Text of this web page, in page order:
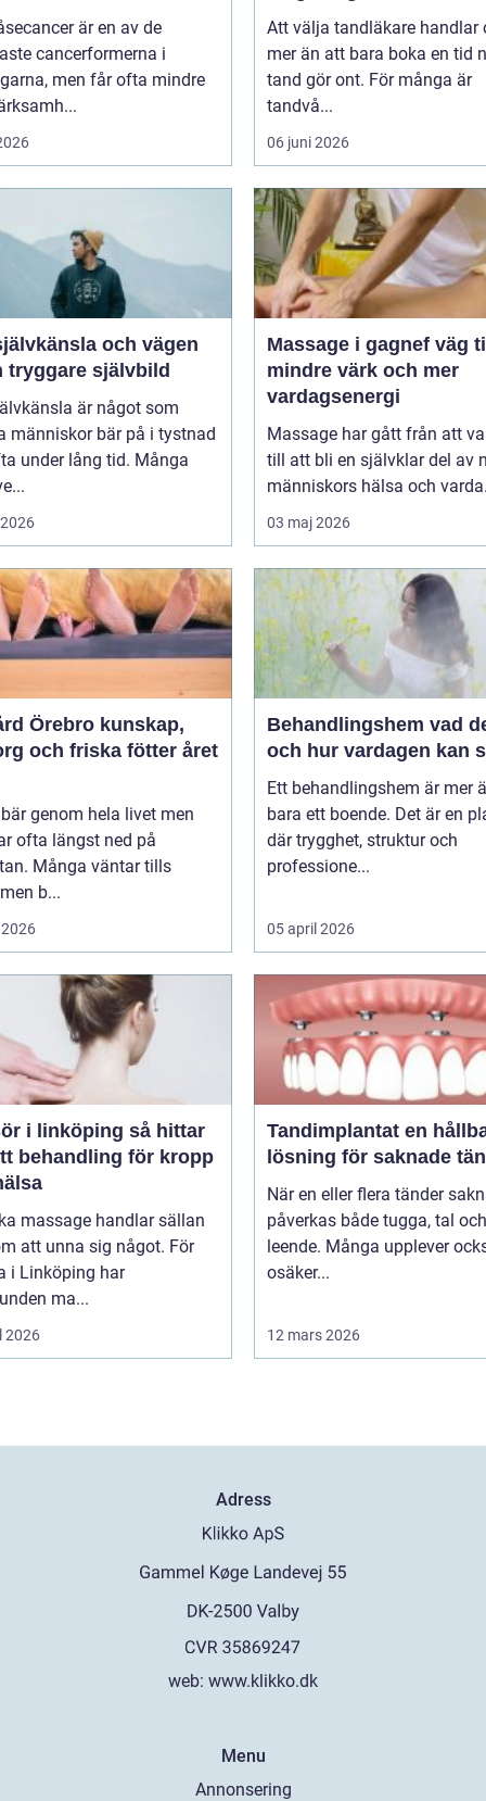
är en av de
cancerformerna i
men får ofta mindre
Att välja tandläkare handlar
mer än att bara boka en tid
tand gör ont. För många är
tandvå...
06 juni 2026
och vägen
tryggare självbild
är något som
människor bär på i tystnad
under lång tid. Många
Massage i gagnef väg till
mindre värk och mer
vardagsenergi
Massage har gått från att
till att bli en självklar del av
människors hälsa och
03 maj 2026
kunskap,
och friska fötter året
genom hela livet men
ofta längst ned på
Många väntar tills
b...
Behandlingshem vad det är
och hur vardagen kan
Ett behandlingshem är mer
bara ett boende. Det är en
där trygghet, struktur och
professione...
05 april 2026
linköping så hittar
behandling för kropp
massage handlar sällan
att unna sig något. För
i Linköping har
ma...
2026
Tandimplantat en hållbar
lösning för saknade
När en eller flera tänder
påverkas både tugga, tal och
leende. Många upplever
osäker...
12 mars 2026
Adress
web: www.klikko.dk
Menu
Annonsering